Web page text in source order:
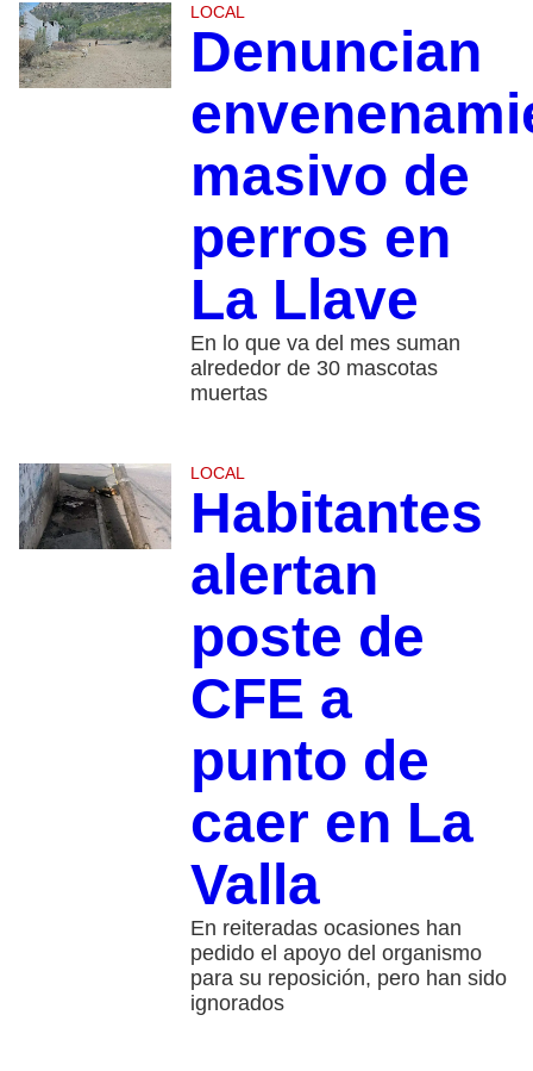
LOCAL
Denuncian
masivo de
perros en
La Llave
En lo que va del mes suman
alrededor de 30 mascotas
muertas
LOCAL
Habitantes
alertan
poste de
CFE a
punto de
caer en La
Valla
En reiteradas ocasiones han
pedido el apoyo del organismo
para su reposición, pero han sido
ignorados